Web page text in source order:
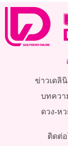
ข่าวเดลิ
บทควา
ดวง-หว
ติดต่